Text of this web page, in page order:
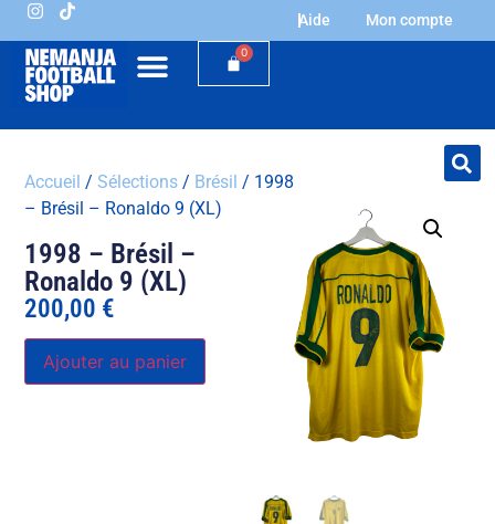
Aide Mon compte
0
Accueil /Sélections / Brésil / 1998
– Brésil – Ronaldo 9 (XL)
1998 – Brésil –
Ronaldo 9 (XL)
200,00 €
Ajouter au panier